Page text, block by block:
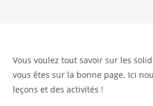
Vous voulez tout savoir sur les
vous êtes sur la bonne page. Ici
leçons et des activités !